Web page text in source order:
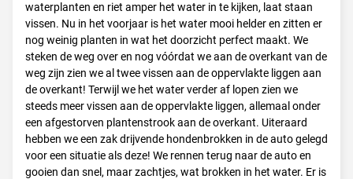
waterplanten en riet amper het water in te kijken, laat staan
vissen. Nu in het voorjaar is het water mooi helder en zitten er
nog weinig planten in wat het doorzicht perfect maakt. We
steken de weg over en nog vóórdat we aan de overkant van de
weg zijn zien we al twee vissen aan de oppervlakte liggen aan
de overkant! Terwijl we het water verder af lopen zien we
steeds meer vissen aan de oppervlakte liggen, allemaal onder
een afgestorven plantenstrook aan de overkant. Uiteraard
hebben we een zak drijvende hondenbrokken in de auto gelegd
voor een situatie als deze! We rennen terug naar de auto en
gooien dan snel, maar zachtjes, wat brokken in het water. Er is